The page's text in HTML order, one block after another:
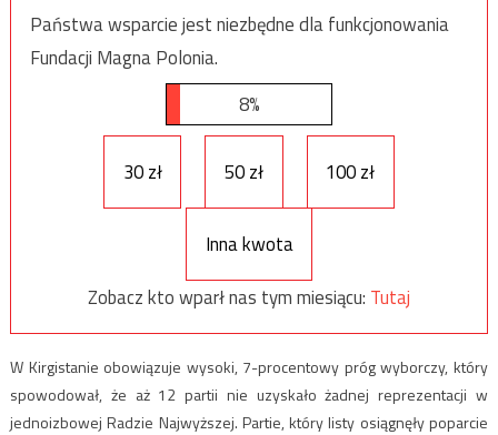
Państwa wsparcie jest niezbędne dla funkcjonowania
Fundacji Magna Polonia.
8%
30 zł 50 zł 100 zł
Inna kwota
Zobacz kto wparł nas tym miesiącu: Tutaj
W Kirgistanie obowiązuje wysoki, 7-procentowy próg wyborczy, który
spowodował, że aż 12 partii nie uzyskało żadnej reprezentacji w
jednoizbowej Radzie Najwyższej. Partie, który listy osiągnęły poparcie